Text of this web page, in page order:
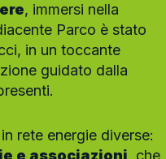
, immersi nella
Parco è stato
in un toccante
guidato dalla
rete energie diverse:
e associazioni, che